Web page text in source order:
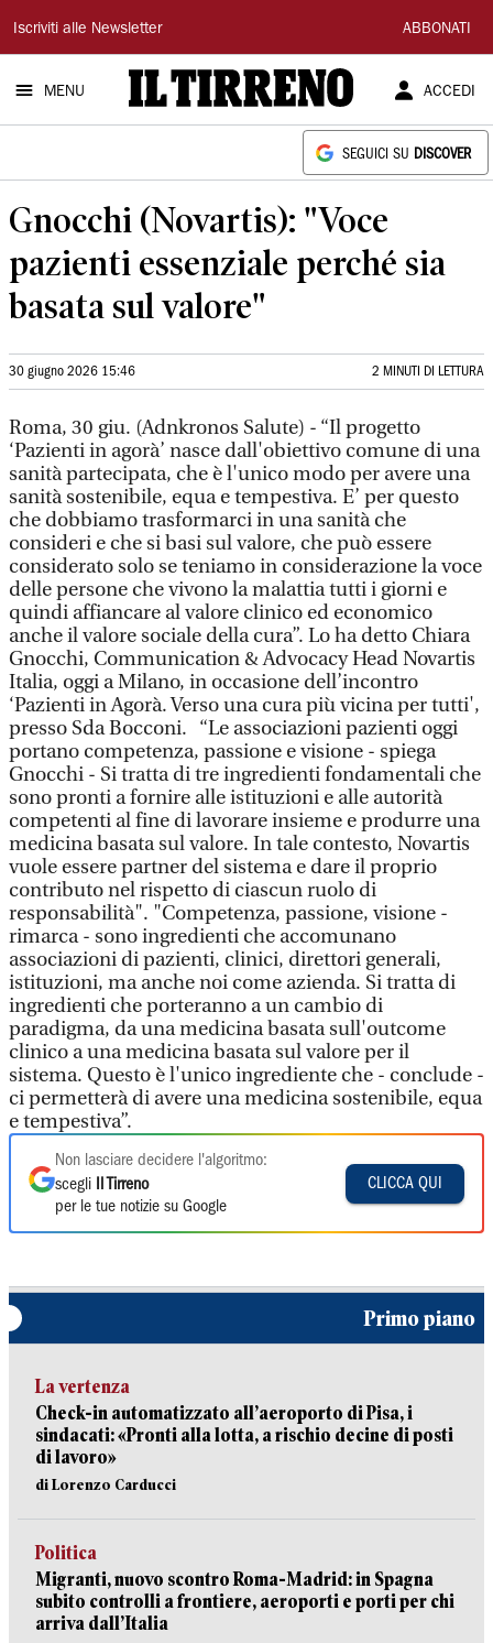
Il
Tirreno
Iscriviti alle Newsletter ABBONATI
MENU ACCEDI
SEGUICI SU DISCOVER
Gnocchi (Novartis): "Voce
pazienti essenziale perché sia
basata sul valore"
30 giugno 2026 15:46 2 MINUTI DI LETTURA
Roma, 30 giu. (Adnkronos Salute) - “Il progetto
‘Pazienti in agorà’ nasce dall'obiettivo comune di una
sanità partecipata, che è l'unico modo per avere una
sanità sostenibile, equa e tempestiva. E’ per questo
che dobbiamo trasformarci in una sanità che
consideri e che si basi sul valore, che può essere
considerato solo se teniamo in considerazione la voce
delle persone che vivono la malattia tutti i giorni e
quindi affiancare al valore clinico ed economico
anche il valore sociale della cura”. Lo ha detto Chiara
Gnocchi, Communication & Advocacy Head Novartis
Italia, oggi a Milano, in occasione dell’incontro
‘Pazienti in Agorà. Verso una cura più vicina per tutti',
presso Sda Bocconi. “Le associazioni pazienti oggi
portano competenza, passione e visione - spiega
Gnocchi - Si tratta di tre ingredienti fondamentali che
sono pronti a fornire alle istituzioni e alle autorità
competenti al fine di lavorare insieme e produrre una
medicina basata sul valore. In tale contesto, Novartis
vuole essere partner del sistema e dare il proprio
contributo nel rispetto di ciascun ruolo di
responsabilità". "Competenza, passione, visione -
rimarca - sono ingredienti che accomunano
associazioni di pazienti, clinici, direttori generali,
istituzioni, ma anche noi come azienda. Si tratta di
ingredienti che porteranno a un cambio di
paradigma, da una medicina basata sull'outcome
clinico a una medicina basata sul valore per il
sistema. Questo è l'unico ingrediente che - conclude -
ci permetterà di avere una medicina sostenibile, equa
e tempestiva”.
Non lasciare decidere l'algoritmo:
scegli
Il Tirreno
per le tue notizie su Google
CLICCA QUI
Primo piano
La vertenza
Check-in automatizzato all’aeroporto di Pisa, i
sindacati: «Pronti alla lotta, a rischio decine di posti
di lavoro»
di Lorenzo Carducci
Politica
Migranti, nuovo scontro Roma-Madrid: in Spagna
subito controlli a frontiere, aeroporti e porti per chi
arriva dall’Italia